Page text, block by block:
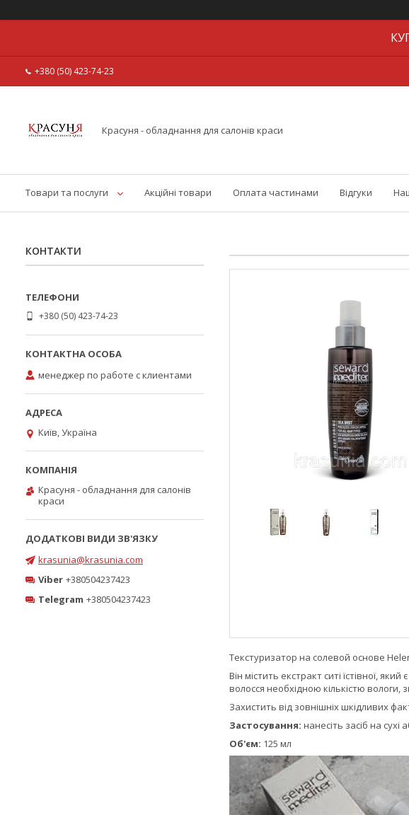
+380 (50) 423-74-23
Красуня - обладнання для салонів краси
Товари та послуги Акційні товари Оплата частинами Відгуки
Текстуризатор на солевой основе
Він містить екстракт ситі їстівної,
волосся необхідною кількістю вологи,
Захистить від зовнішніх шкідливих
Застосування: нанесіть засіб на сухі
Об'єм: 125 мл
КОНТАКТИ
+380 (50) 423-74-23
менеджер по работе с клиентами
Київ, Україна
Красуня - обладнання для салонів
краси
krasunia@krasunia.com
Viber +380504237423
Telegram +380504237423